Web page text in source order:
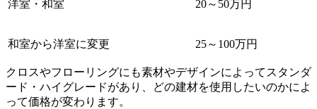
洋室・和室 20～50万円
和室から洋室に変更 25～100万円
クロスやフローリングにも素材やデザインによってスタンダ
ード・ハイグレードがあり、どの建材を使用したいのかによ
って価格が変わります。